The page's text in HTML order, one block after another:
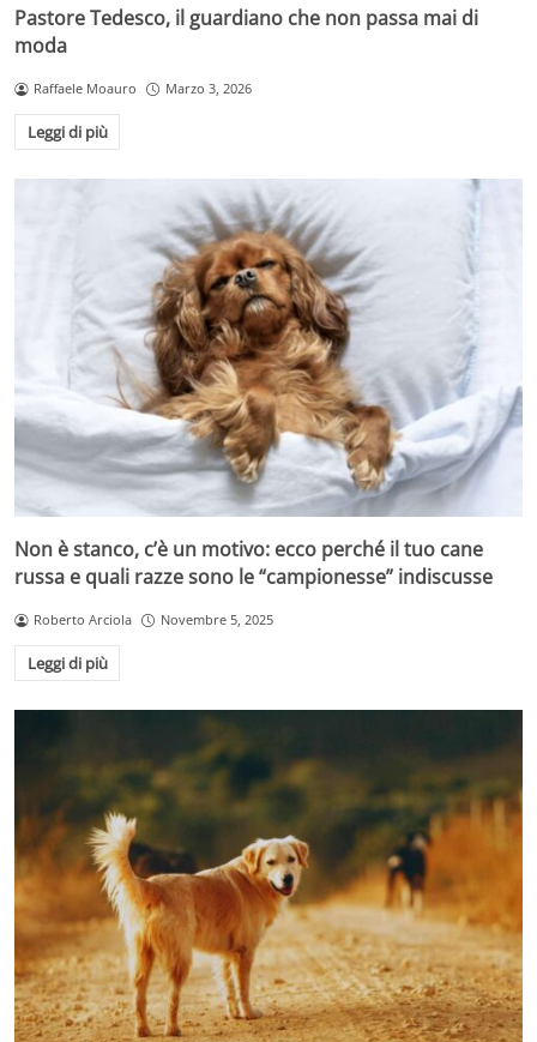
Pastore Tedesco, il guardiano che non passa mai di
moda
Raffaele Moauro Marzo 3, 2026
Leggi di più
Non è stanco, c’è un motivo: ecco perché il tuo cane
russa e quali razze sono le “campionesse” indiscusse
Roberto Arciola Novembre 5, 2025
Leggi di più